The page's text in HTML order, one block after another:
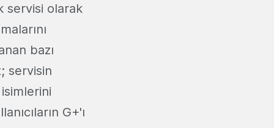
servisi olarak
bazı
servisin
G+'ı